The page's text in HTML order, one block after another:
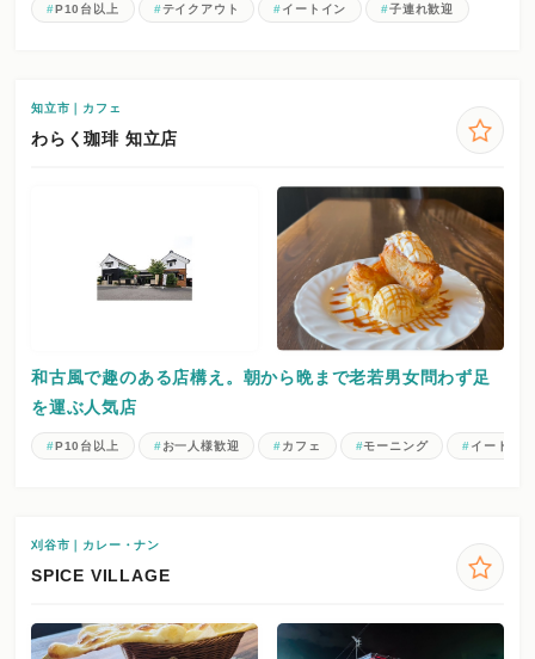
P10台以上 テイクアウト イートイン 子連れ歓迎
知立市｜カフェ
わらく珈琲 知立店
和古風で趣のある店構え。朝から晩まで老若男女問わず足
を運ぶ人気店
P10台以上 お一人様歓迎 カフェ モーニング イートイン
刈谷市｜カレー・ナン
SPICE VILLAGE